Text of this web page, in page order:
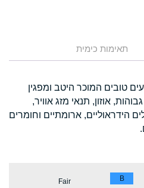
תאימות כימית
טובים המוכר היטב ומפגין
אוזון, תנאי מזג אוויר,
הידראוליים, ארומתיים וחומרים
B
Fair